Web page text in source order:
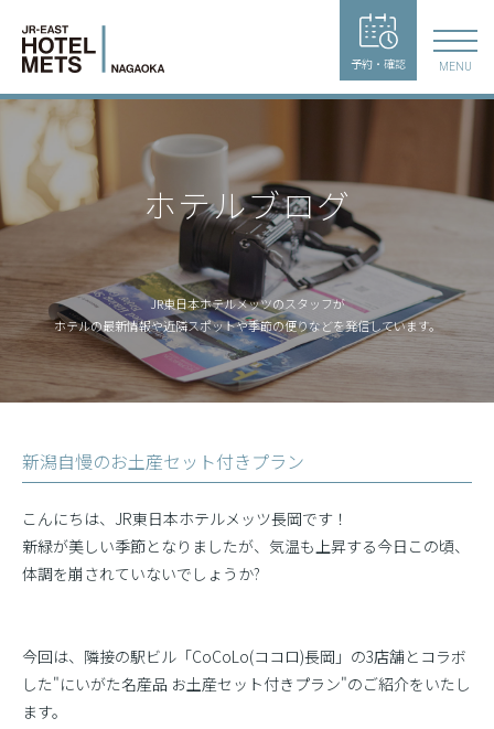
予約・確認 MENU
ホテルブログ
JR東日本ホテルメッツのスタッフが
ホテルの最新情報や近隣スポットや季節の便りなどを発信しています。
新潟自慢のお土産セット付きプラン
こんにちは、JR東日本ホテルメッツ長岡です！
新緑が美しい季節となりましたが、気温も上昇する今日この頃、
体調を崩されていないでしょうか?
今回は、隣接の駅ビル「CoCoLo(ココロ)長岡」の3店舗とコラボ
した"にいがた名産品 お土産セット付きプラン"のご紹介をいたし
ます。